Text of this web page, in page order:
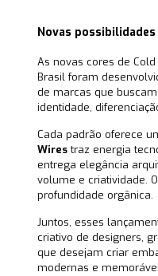
Novas
As novas cores de
Brasil foram
de marcas que
identidade,
Cada padrão oferece
Wirestraz energia
entrega elegância
volume e criatividade. O
profundidade orgânica.
Juntos, esses
criativo de designers,
que desejam criar
modernas e